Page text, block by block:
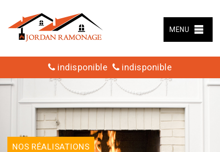
MENU
indisponible indisponible
NOS RÉALISATIONS